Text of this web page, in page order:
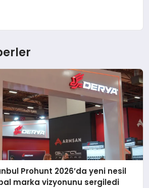
Prohunt 2026’da yeni nesil
marka vizyonunu sergiledi